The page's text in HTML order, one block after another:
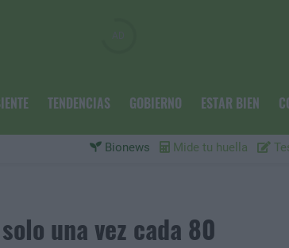
TENDENCIAS GOBIERNO ESTAR BIEN
Bionews Mide tu huella
una vez cada 80